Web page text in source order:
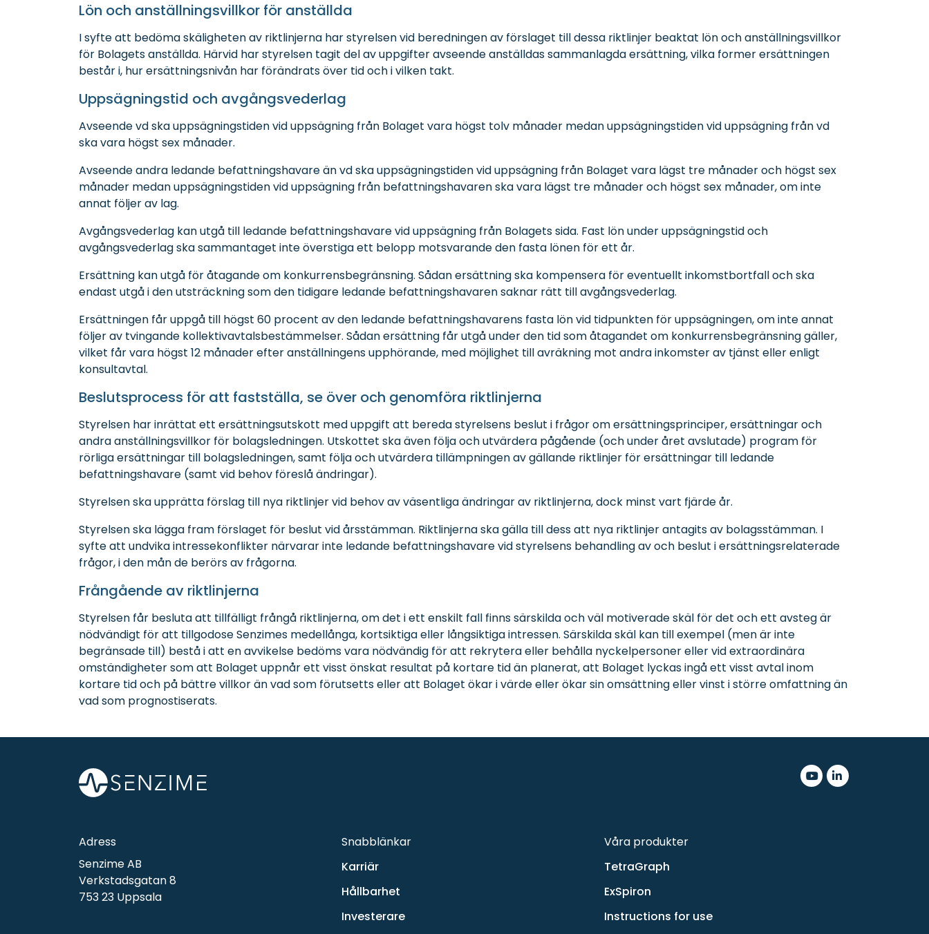
Lön och anställningsvillkor för anställda
I syfte att bedöma skäligheten av riktlinjerna har styrelsen vid beredningen av förslaget till dessa riktlinjer beaktat lön och anställningsvillkor
för Bolagets anställda. Härvid har styrelsen tagit del av uppgifter avseende anställdas sammanlagda ersättning, vilka former ersättningen
består i, hur ersättningsnivån har förändrats över tid och i vilken takt.
Uppsägningstid och avgångsvederlag
Avseende vd ska uppsägningstiden vid uppsägning från Bolaget vara högst tolv månader medan uppsägningstiden vid uppsägning från vd
ska vara högst sex månader.
Avseende andra ledande befattningshavare än vd ska uppsägningstiden vid uppsägning från Bolaget vara lägst tre månader och högst sex
månader medan uppsägningstiden vid uppsägning från befattningshavaren ska vara lägst tre månader och högst sex månader, om inte
annat följer av lag.
Avgångsvederlag kan utgå till ledande befattningshavare vid uppsägning från Bolagets sida. Fast lön under uppsägningstid och
avgångsvederlag ska sammantaget inte överstiga ett belopp motsvarande den fasta lönen för ett år.
Ersättning kan utgå för åtagande om konkurrensbegränsning. Sådan ersättning ska kompensera för eventuellt inkomstbortfall och ska
endast utgå i den utsträckning som den tidigare ledande befattningshavaren saknar rätt till avgångsvederlag.
Ersättningen får uppgå till högst 60 procent av den ledande befattningshavarens fasta lön vid tidpunkten för uppsägningen, om inte annat
följer av tvingande kollektivavtalsbestämmelser. Sådan ersättning får utgå under den tid som åtagandet om konkurrensbegränsning gäller,
vilket får vara högst 12 månader efter anställningens upphörande, med möjlighet till avräkning mot andra inkomster av tjänst eller enligt
konsultavtal.
Beslutsprocess för att fastställa, se över och genomföra riktlinjerna
Styrelsen har inrättat ett ersättningsutskott med uppgift att bereda styrelsens beslut i frågor om ersättningsprinciper, ersättningar och
andra anställningsvillkor för bolagsledningen. Utskottet ska även följa och utvärdera pågående (och under året avslutade) program för
rörliga ersättningar till bolagsledningen, samt följa och utvärdera tillämpningen av gällande riktlinjer för ersättningar till ledande
befattningshavare (samt vid behov föreslå ändringar).
Styrelsen ska upprätta förslag till nya riktlinjer vid behov av väsentliga ändringar av riktlinjerna, dock minst vart fjärde år.
Styrelsen ska lägga fram förslaget för beslut vid årsstämman. Riktlinjerna ska gälla till dess att nya riktlinjer antagits av bolagsstämman. I
syfte att undvika intressekonflikter närvarar inte ledande befattningshavare vid styrelsens behandling av och beslut i ersättningsrelaterade
frågor, i den mån de berörs av frågorna.
Frångående av riktlinjerna
Styrelsen får besluta att tillfälligt frångå riktlinjerna, om det i ett enskilt fall finns särskilda och väl motiverade skäl för det och ett avsteg är
nödvändigt för att tillgodose Senzimes medellånga, kortsiktiga eller långsiktiga intressen. Särskilda skäl kan till exempel (men är inte
begränsade till) bestå i att en avvikelse bedöms vara nödvändig för att rekrytera eller behålla nyckelpersoner eller vid extraordinära
omständigheter som att Bolaget uppnår ett visst önskat resultat på kortare tid än planerat, att Bolaget lyckas ingå ett visst avtal inom
kortare tid och på bättre villkor än vad som förutsetts eller att Bolaget ökar i värde eller ökar sin omsättning eller vinst i större omfattning än
vad som prognostiserats.
Adress
Senzime AB
Verkstadsgatan 8
753 23 Uppsala
Snabblänkar
Karriär
Hållbarhet
Investerare
Våra produkter
TetraGraph
ExSpiron
Instructions for use